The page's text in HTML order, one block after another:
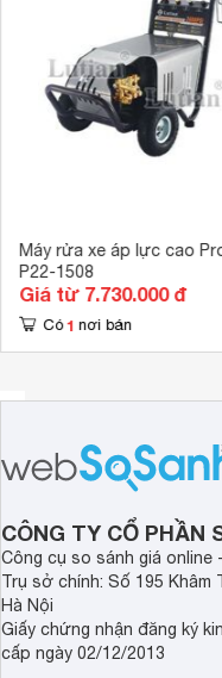
Máy rửa xe áp lực cao
P22-1508
Giá từ 7.730.000 đ
Có 1 nơi bán
CÔNG TY CỔ PHẦN
Công cụ so sánh giá online
Trụ sở chính: Số 195 Khâm
Hà Nội
Giấy chứng nhận đăng ký
cấp ngày 02/12/2013